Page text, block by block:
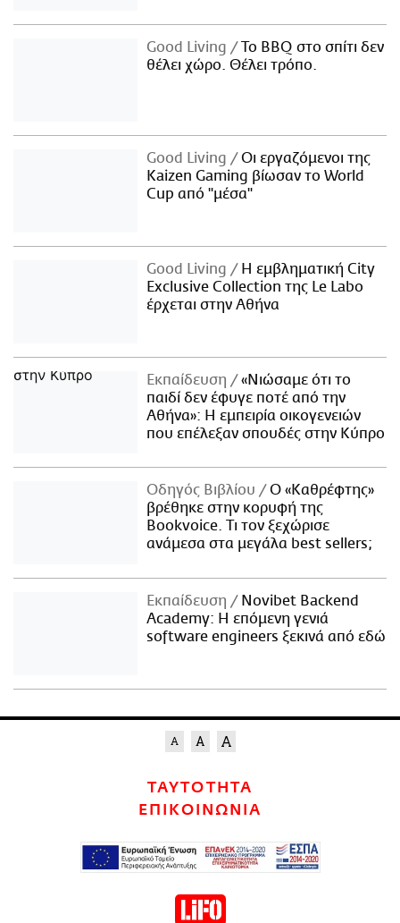
Good Living
Το BBQ στο σπίτι δεν
θέλει χώρο. Θέλει τρόπο.
Good Living
Οι εργαζόμενοι της
Kaizen Gaming βίωσαν το World
Cup από "μέσα"
Good Living
Η εμβληματική City
Exclusive Collection της Le Labo
έρχεται στην Αθήνα
Εκπαίδευση
«Νιώσαμε ότι το
παιδί δεν έφυγε ποτέ από την
Αθήνα»: Η εμπειρία οικογενειών
που επέλεξαν σπουδές στην Κύπρο
Οδηγός Βιβλίου
Ο «Καθρέφτης»
βρέθηκε στην κορυφή της
Bookvoice. Τι τον ξεχώρισε
ανάμεσα στα μεγάλα best sellers;
Εκπαίδευση
Novibet Backend
Academy: Η επόμενη γενιά
software engineers ξεκινά από εδώ
ΤΑΥΤΟΤΗΤΑ
ΕΠΙΚΟΙΝΩΝΙΑ